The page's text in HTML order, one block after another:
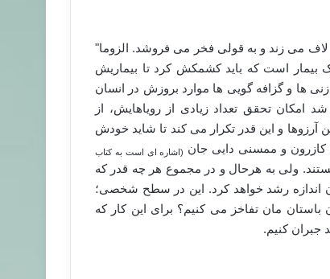
لاف می زند و به قولی فخر می فروشد. الزوما"
بیمار است که باید کشمکش کرد تا بیماریش
ها و گزافه گویی ها موارد بروزش در انسان
تحقق تعداد زیادی از رویاهایش، از
و این قدر تکرار می کند تا شاید خودش
و ممسنی دایی جان (اشاره ای است به کتاب
ولی به هرحال و در مجموع هر چه قدر که
اندازه رشد خواهد کرد. این در سطح شخصی؛
مان تفاخز می کنیم؟ برای این کار که
جبران کنیم.